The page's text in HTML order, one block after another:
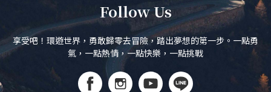
Follow Us
享受吧！環遊世界，勇敢歸零去冒險，踏出夢想的第一步。一點勇
氣，一點熱情，一點快樂，一點挑戰